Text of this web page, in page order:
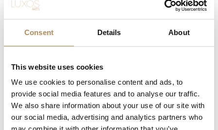
Consent Details About
This website uses cookies
We use cookies to personalise content and ads, to
provide social media features and to analyse our traffic.
We also share information about your use of our site with
our social media, advertising and analytics partners who
sourcing of a specific item?
and of genuine value?
Does each piece include a certificate of
authenticity?